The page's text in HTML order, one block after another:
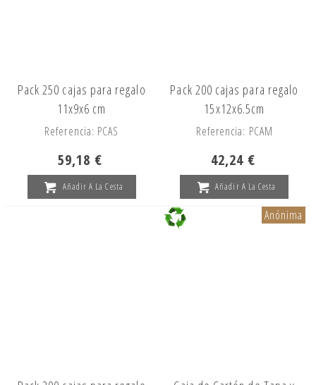
Pack 250 cajas para regalo
11x9x6 cm
Referencia: PCAS
59,18 €
Añadir A La Cesta
Pack 200 cajas para regalo
15x12x6.5cm
Referencia: PCAM
42,24 €
Añadir A La Cesta
Anónima